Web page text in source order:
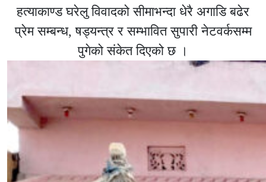
हत्याकाण्ड घरेलु विवादको सीमाभन्दा धेरै अगाडि बढेर
प्रेम सम्बन्ध, षड्यन्त्र र सम्भावित सुपारी नेटवर्कसम्म
पुगेको संकेत दिएको छ ।